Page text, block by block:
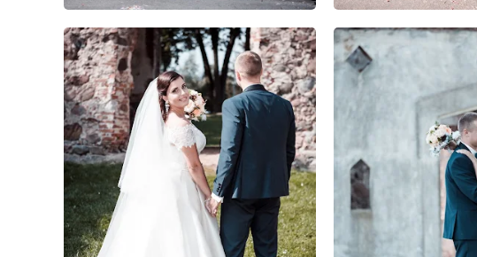
0 0 0 0